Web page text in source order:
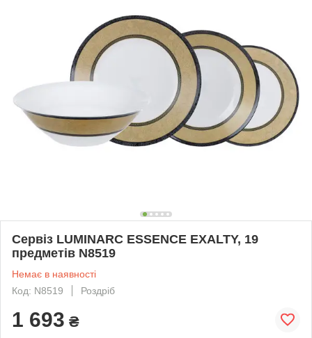
Сервіз LUMINARC ESSENCE EXALTY, 19
предметів N8519
Немає в наявності
Код: N8519
Роздріб
1 693 ₴